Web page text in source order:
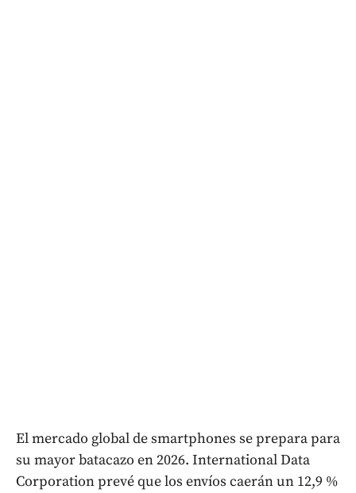
El mercado global de smartphones se prepara para
su mayor batacazo en 2026. International Data
Corporation prevé que los envíos caerán un 12,9 %